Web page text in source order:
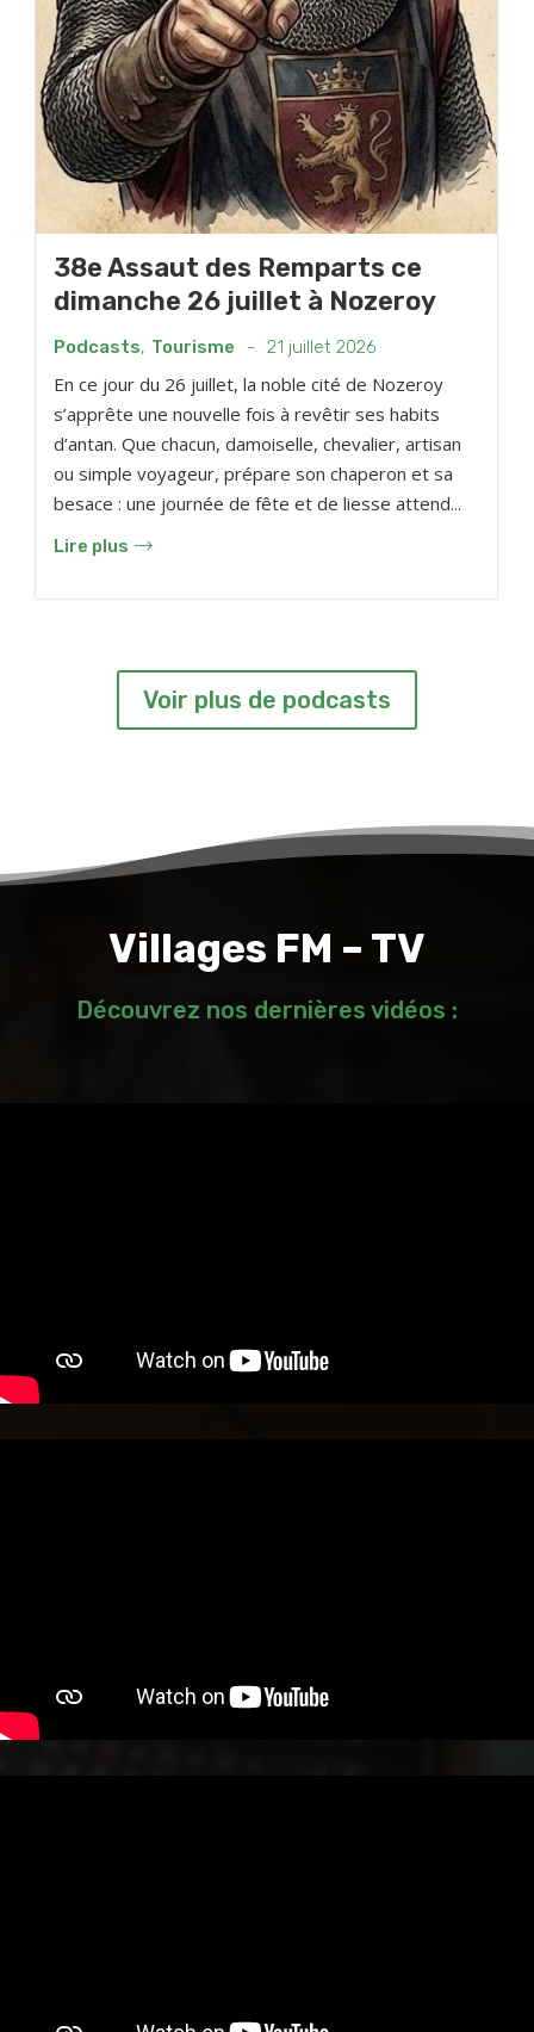
38e Assaut des Remparts ce
dimanche 26 juillet à Nozeroy
Podcasts, Tourisme - 21 juillet 2026
En ce jour du 26 juillet, la noble cité de Nozeroy
s’apprête une nouvelle fois à revêtir ses habits
d’antan. Que chacun, damoiselle, chevalier, artisan
ou simple voyageur, prépare son chaperon et sa
besace : une journée de fête et de liesse attend...
Lire plus
Voir plus de podcasts
Villages FM – TV
Découvrez nos dernières vidéos :